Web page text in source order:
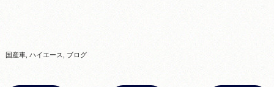
国産車 ハイエース ブログ